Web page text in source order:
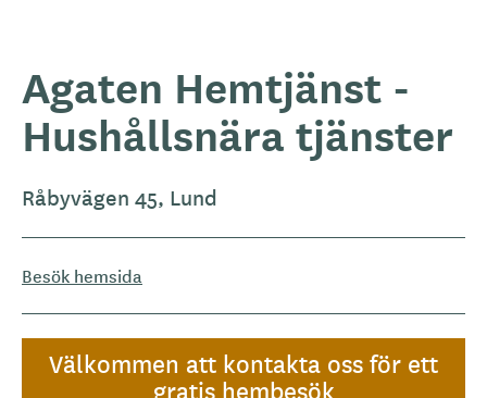
Agaten Hemtjänst -
Hushållsnära tjänster
Råbyvägen 45, Lund
Besök hemsida
Välkommen att kontakta oss för ett
gratis hembesök